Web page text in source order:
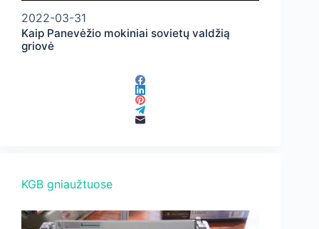
2022-03-31
Kaip Panevėžio mokiniai sovietų valdžią
griovė
KGB gniaužtuose